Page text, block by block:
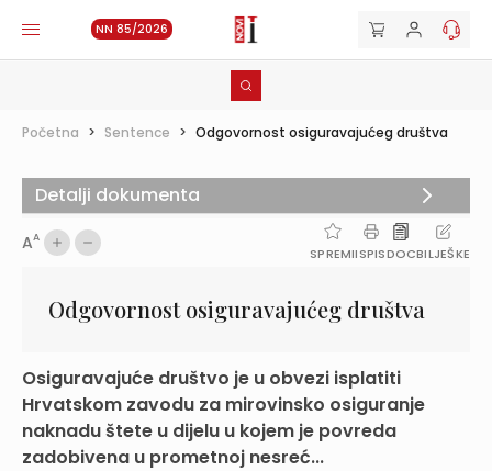
NN 85/2026
Početna > Sentence > Odgovornost osiguravajućeg društva
AA
SPREMIISPISDOCBILJEŠKE
Odgovornost osiguravajućeg društva
Osiguravajuće društvo je u obvezi isplatiti
Hrvatskom zavodu za mirovinsko osiguranje
naknadu štete u dijelu u kojem je povreda
zadobivena u prometnoj nesreć...
Detalji dokumenta